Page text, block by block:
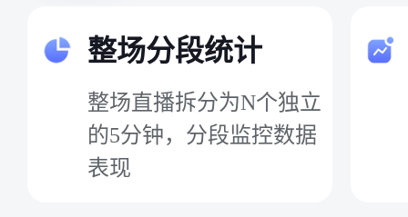
整场分段统计
整场直播拆分为N个独立
的5分钟，分段监控数据
表现